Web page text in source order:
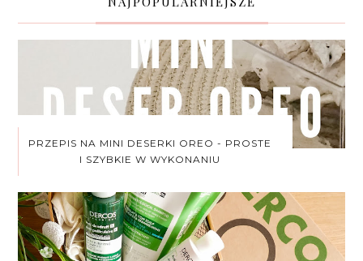
PRZEPIS NA MINI DESERKI OREO - PROSTE
I SZYBKIE W WYKONANIU